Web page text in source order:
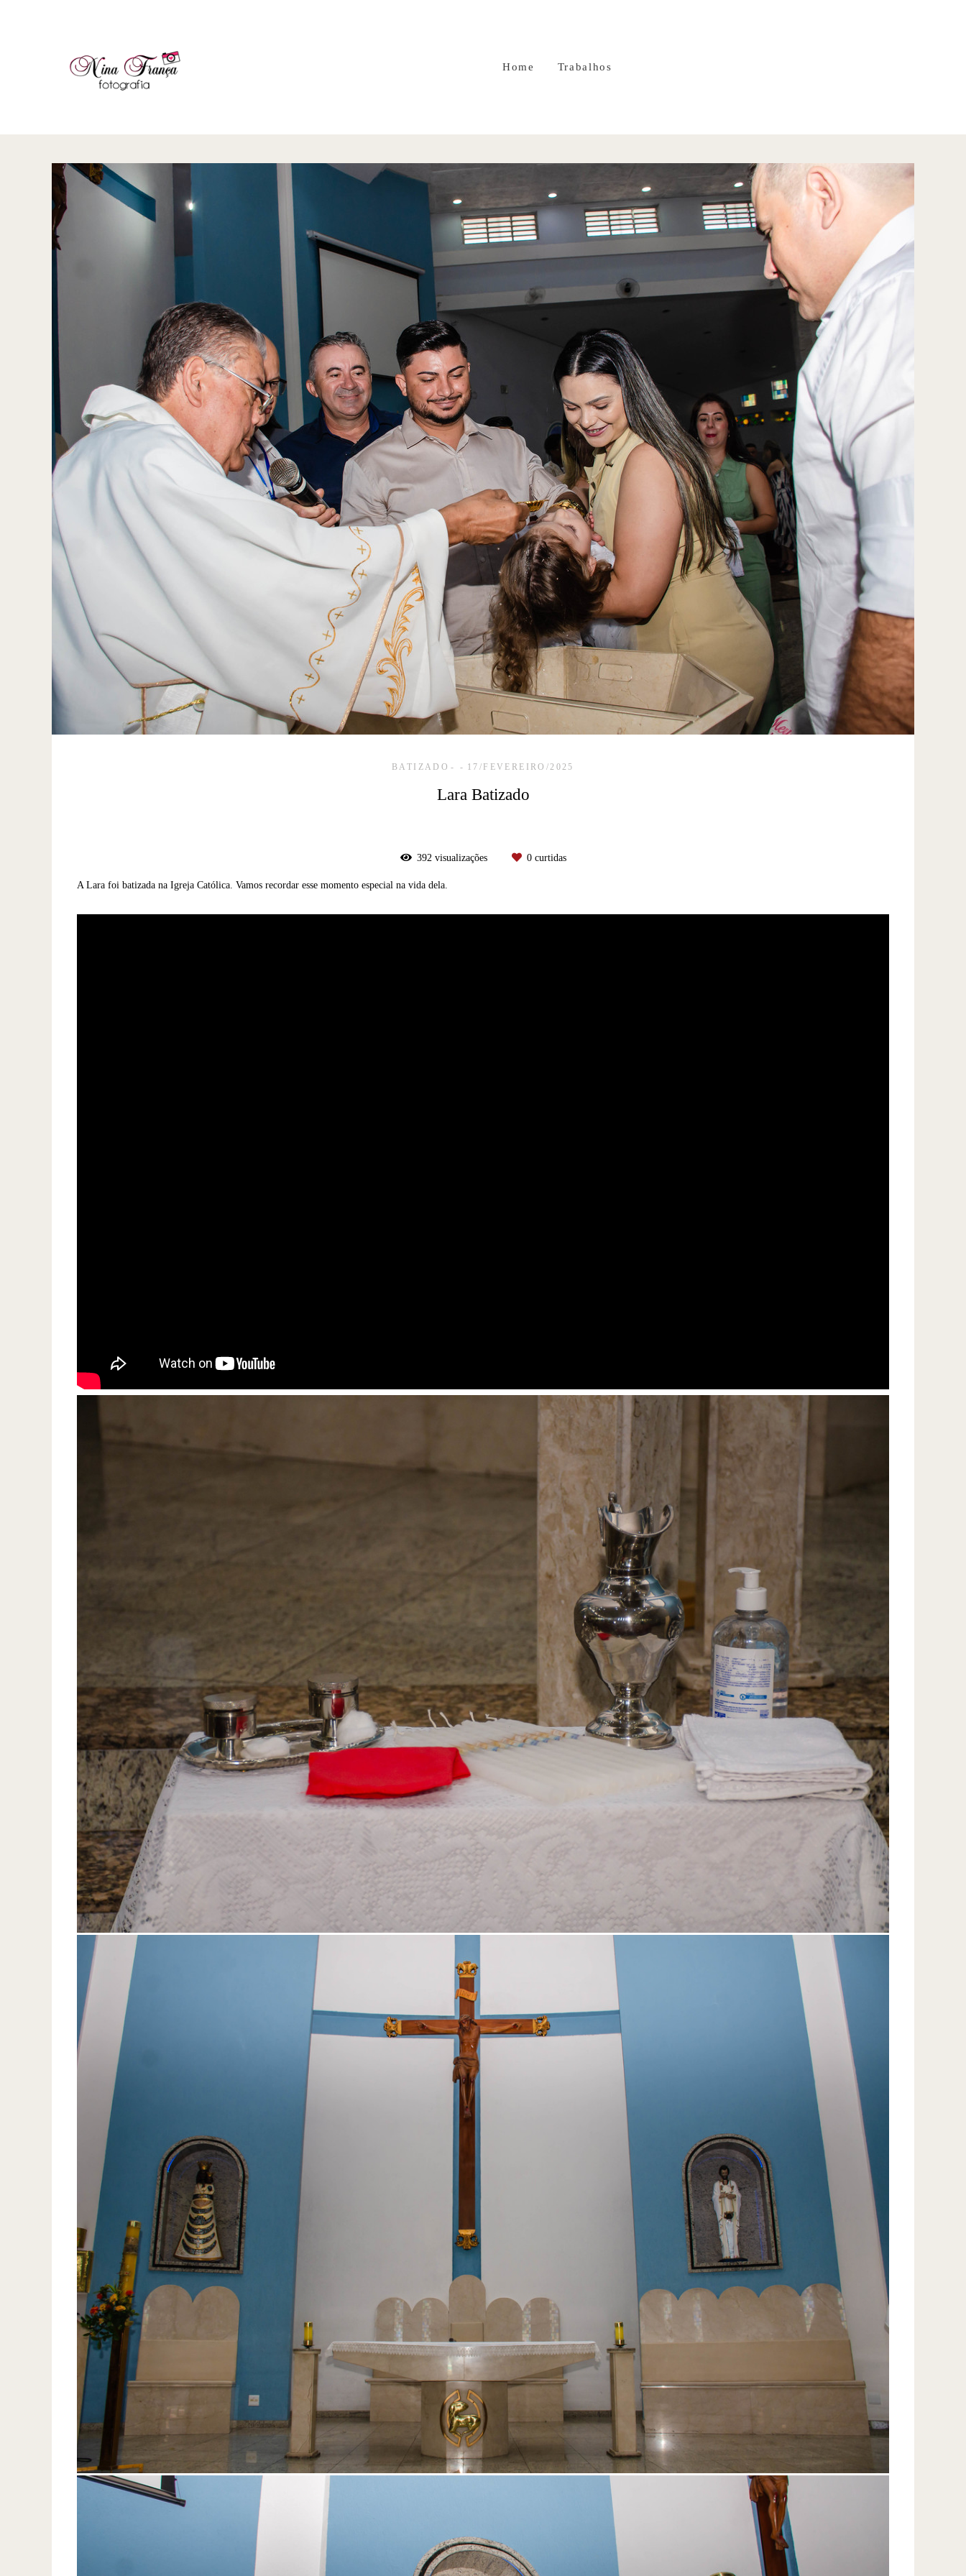
Home Trabalhos
BATIZADO 17/FEVEREIRO/2025
Lara Batizado
392visualizações 0curtidas
A Lara foi batizada na Igreja Católica. Vamos recordar esse momento especial na vida dela.